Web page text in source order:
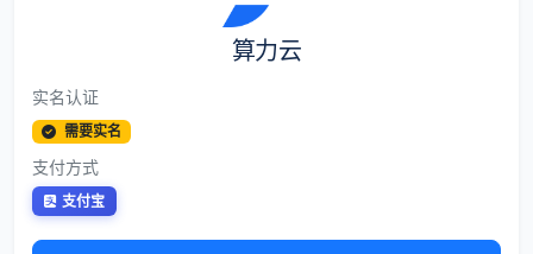
算力云
实名认证
需要实名
支付方式
支付宝